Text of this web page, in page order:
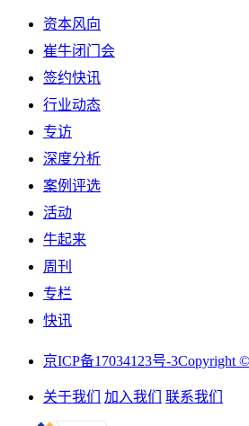
资本风向
崔牛闭门会
签约快讯
行业动态
专访
深度分析
案例评选
活动
牛起来
周刊
专栏
快讯
京ICP备17034123号-3Copyright
关于我们 加入我们 联系我们